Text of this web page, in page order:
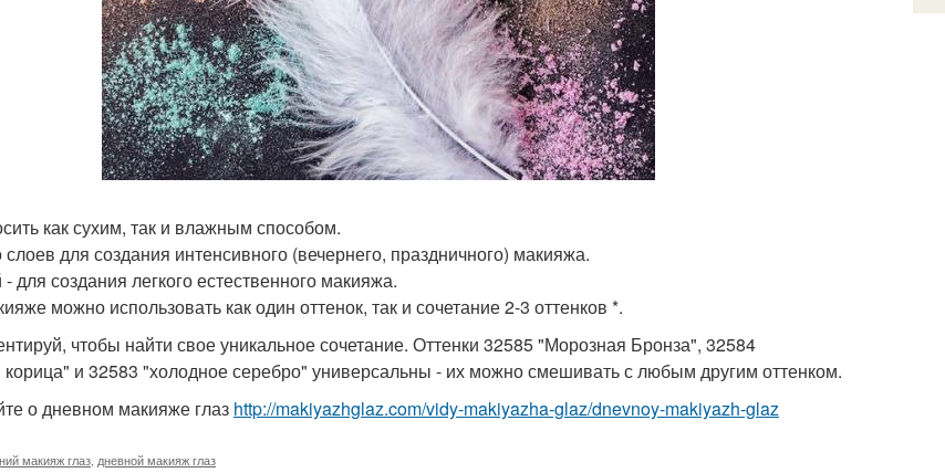
как сухим, так и влажным способом.
слоев для создания интенсивного (вечернего, праздничного) макияжа.
для создания легкого естественного макияжа.
можно использовать как один оттенок, так и сочетание 2-3 оттенков *.
чтобы найти свое уникальное сочетание. Оттенки 32585 "Морозная Бронза", 32584
корица" и 32583 "холодное серебро" универсальны - их можно смешивать с любым другим оттенком.
о дневном макияже глаз http://makiyazhglaz.com/vidy-makiyazha-glaz/dnevnoy-makiyazh-glaz
макияж глаз дневной макияж глаз